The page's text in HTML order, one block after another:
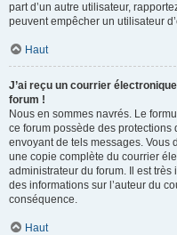
part d’un autre utilisateur,
peuvent empêcher un utilisateur
Haut
J’ai reçu un courrier
forum !
Nous en sommes navrés. Le
ce forum possède des
envoyant de tels messages. Vous
une copie complète du courrier
administrateur du forum. Il est très
des informations sur l’auteur du
conséquence.
Haut